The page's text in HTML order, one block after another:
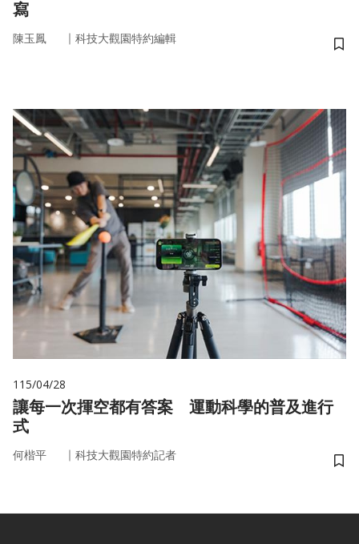
寫
陳玉鳳 ｜ 科技大觀園特約編輯
儲
115/04/28
讓每一次揮空都有答案 運動科學的普及進行
式
何楷平 ｜ 科技大觀園特約記者
儲